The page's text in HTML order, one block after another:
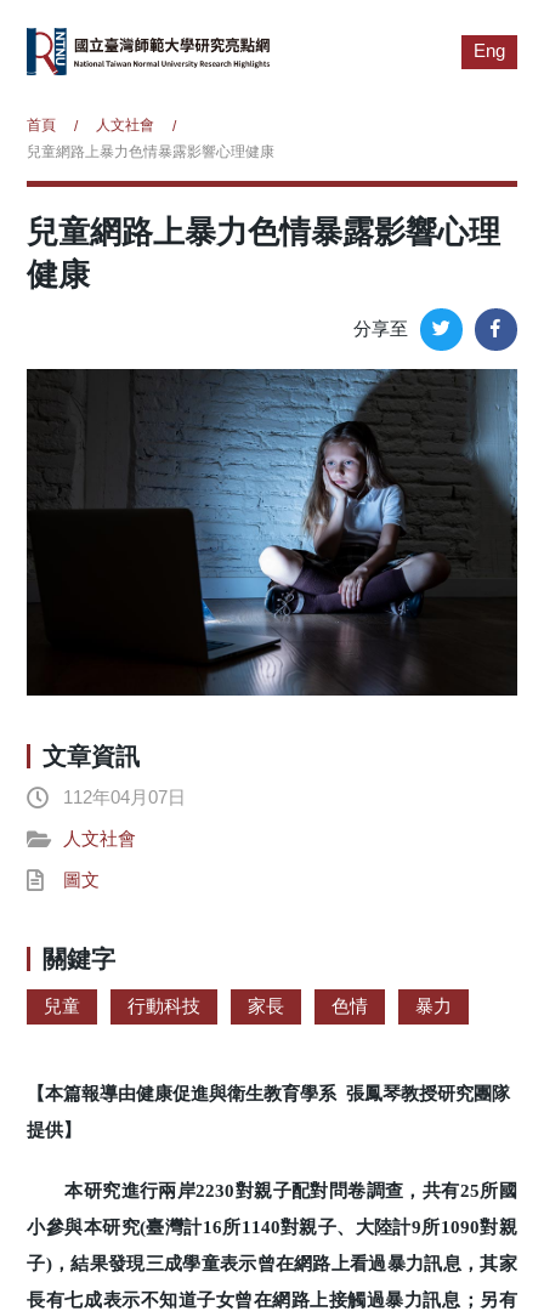
Eng
首頁 / 人文社會
/
兒童網路上暴力色情暴露影響心理健康
兒童網路上暴力色情暴露影響心理
健康
分享至
文章資訊
112年04月07日
人文社會
圖文
關鍵字
兒童 行動科技 家長 色情 暴力
【本篇報導由健康促進與衛生教育學系 張鳳琴教授研究團隊
提供】
本研究進行兩岸2230對親子配對問卷調查，共有25所國
小參與本研究(臺灣計16所1140對親子、大陸計9所1090對親
子)，結果發現三成學童表示曾在網路上看過暴力訊息，其家
長有七成表示不知道子女曾在網路上接觸過暴力訊息；另有